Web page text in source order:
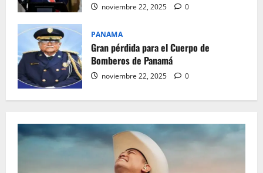
noviembre 22, 2025 0
PANAMA
Gran pérdida para el Cuerpo de
Bomberos de Panamá
noviembre 22, 2025 0